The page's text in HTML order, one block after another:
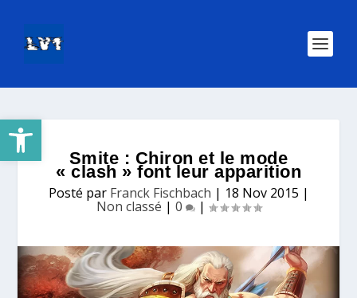
Ouvrir la barre d’outils
Smite : Chiron et le mode
« clash » font leur apparition
Posté par Franck Fischbach | 18 Nov 2015 |
Non classé | 0 |